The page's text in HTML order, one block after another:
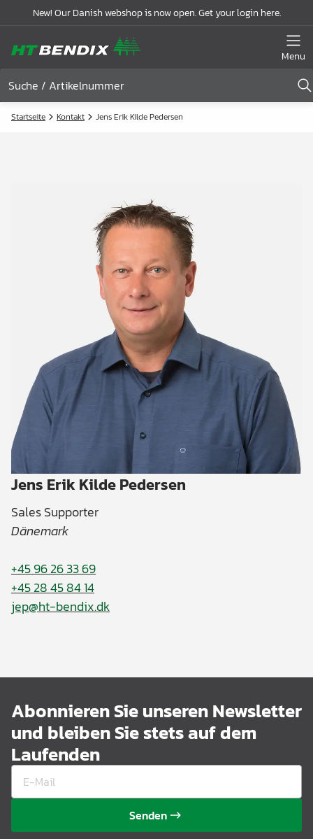
New! Our Danish webshop is now open. Get your login here.
Menu
Startseite Kontakt Jens Erik Kilde Pedersen
Jens Erik Kilde Pedersen
Sales Supporter
Dänemark
+45 96 26 33 69
+45 28 45 84 14
jep@ht-bendix.dk
Abonnieren Sie unseren Newsletter
und bleiben Sie stets auf dem
Laufenden
Senden